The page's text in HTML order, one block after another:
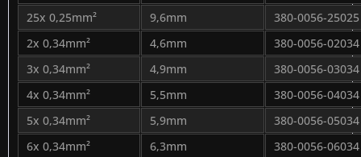
25x 0,25mm²
9,6mm
380-0056-25025
2x 0,34mm²
4,6mm
380-0056-02034
3x 0,34mm²
4,9mm
380-0056-03034
4x 0,34mm²
5,5mm
380-0056-04034
5x 0,34mm²
5,9mm
380-0056-05034
6x 0,34mm²
6,3mm
380-0056-06034